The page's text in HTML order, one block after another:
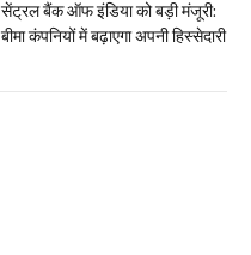
सेंट्रल बैंक ऑफ इंडिया को बड़ी मंजूरी:
बीमा कंपनियों में बढ़ाएगा अपनी हिस्सेदारी